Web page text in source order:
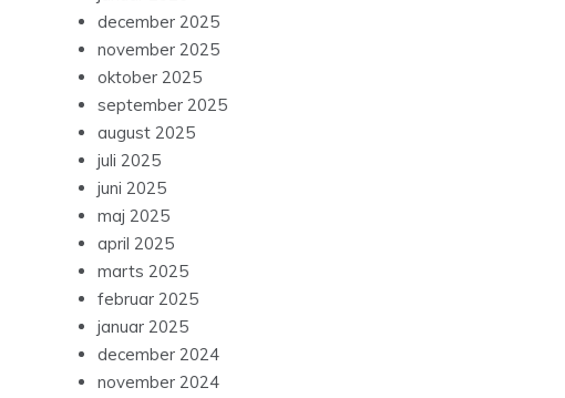
december 2025
november 2025
oktober 2025
september 2025
august 2025
juli 2025
juni 2025
maj 2025
april 2025
marts 2025
februar 2025
januar 2025
december 2024
november 2024